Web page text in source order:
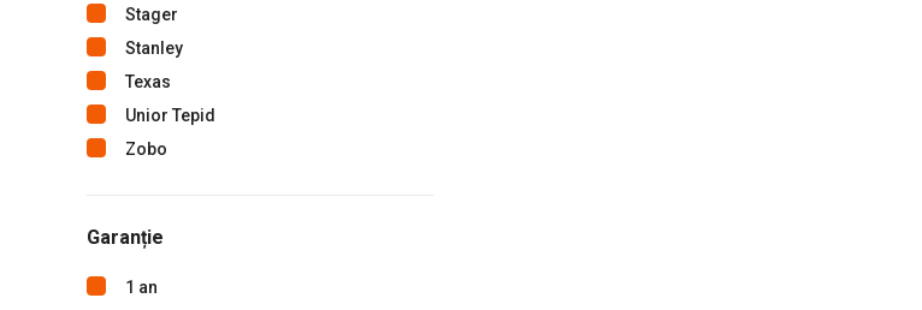
Stager
Stanley
Texas
Unior Tepid
Zobo
Garanție
1 an